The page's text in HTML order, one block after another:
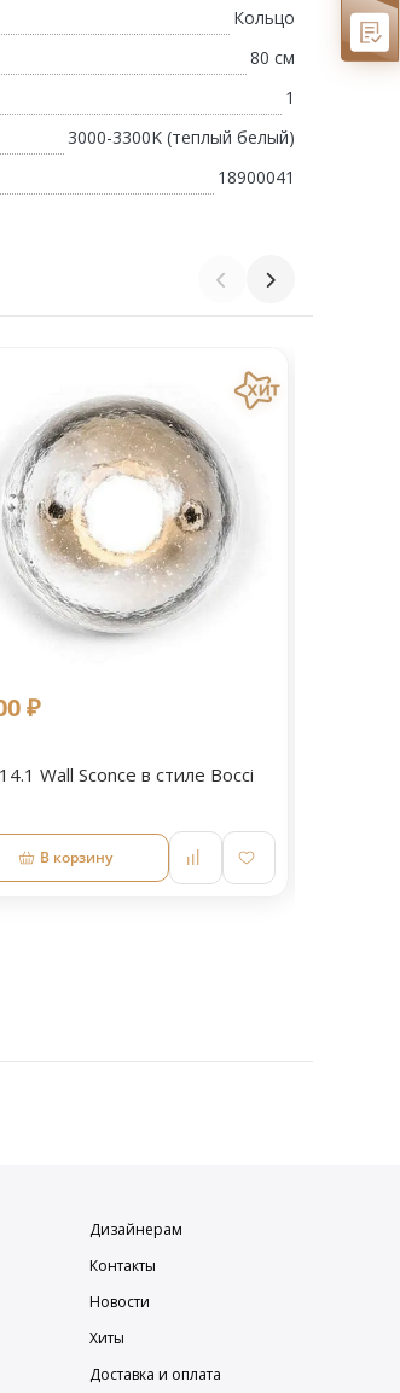
Кольцо
80 см
1
3000-3300K (теплый белый)
18900041
₽
Wall Sconce в стиле Bocci
В корзину
Дизайнерам
Контакты
Новости
Хиты
Доставка и оплата